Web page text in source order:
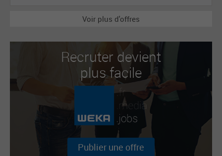
Voir plus d'offres
Recruter devient
plus facile
Publier une offre